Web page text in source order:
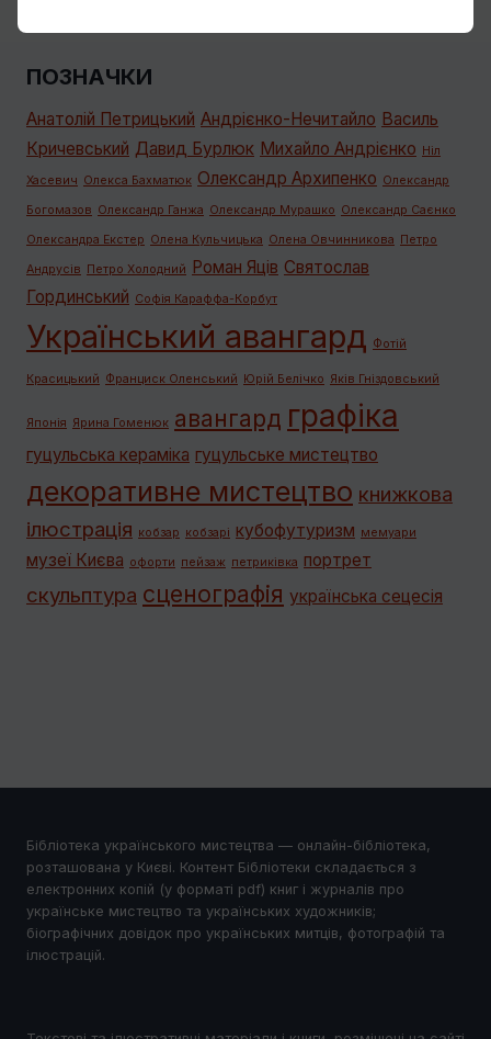
ПОЗНАЧКИ
Анатолій Петрицький Андрієнко-Нечитайло Василь
Кричевський Давид Бурлюк Михайло Андрієнко Ніл
Хасевич Олекса Бахматюк Олександр Архипенко Олександр
Богомазов Олександр Ганжа Олександр Мурашко Олександр Саєнко
Олександра Екстер Олена Кульчицька Олена Овчинникова Петро
Андрусів Петро Холодний Роман Яців Святослав
Гординський Софія Караффа-Корбут
Український авангард Фотій
Красицький Франциск Оленський Юрій Белічко Яків Гніздовський
Японія Ярина Гоменюк авангард графiка
гуцульська кераміка гуцульське мистецтво
декоративне мистецтво книжкова
ілюстрація кобзар кобзарі кубофутуризм мемуари
музеї Києва офорти пейзаж петриківка портрет
скульптура сценографія українська сецесія
Бібліотека українського мистецтва — онлайн-бібліотека,
розташована у Києві. Контент Бібліотеки складається з
електронних копій (у форматі pdf) книг і журналів про
українське мистецтво та українських художників;
біографічних довідок про українських митців, фотографій та
ілюстрацій.